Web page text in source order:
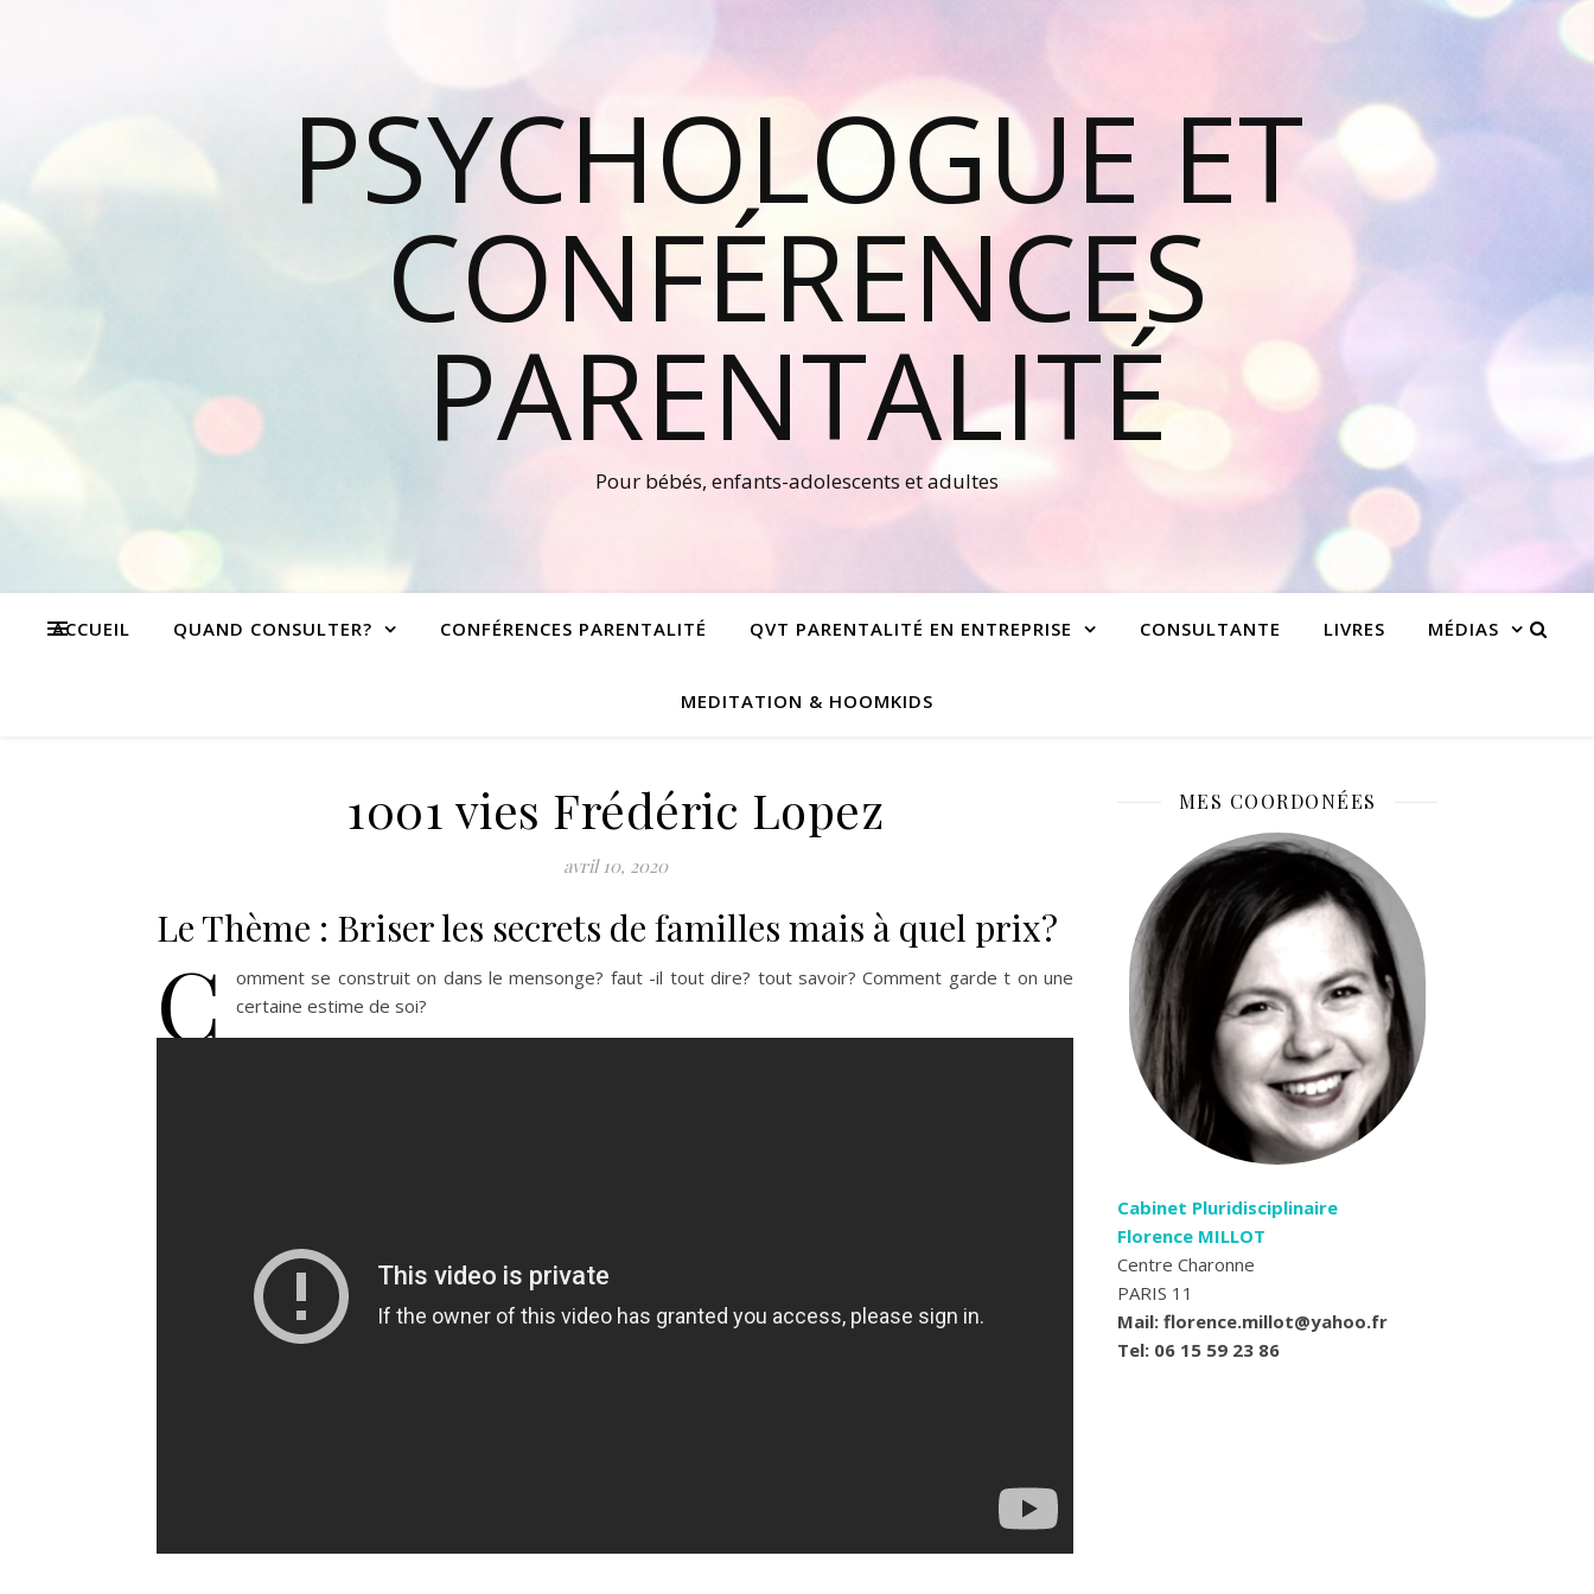
PSYCHOLOGUE ET
CONFÉRENCES
PARENTALITÉ
Pour bébés, enfants-adolescents et adultes
ACCUEIL QUAND CONSULTER? CONFÉRENCES PARENTALITÉ QVT PARENTALITÉ EN ENTREPRISE CONSULTANTE LIVRES MÉDIAS
MEDITATION & HOOMKIDS
1001 vies Frédéric Lopez
avril 10, 2020
Le Thème : Briser les secrets de familles mais à quel prix?
C omment se construit on dans le mensonge? faut -il tout dire? tout savoir? Comment garde t on une
certaine estime de soi?
MES COORDONÉES
Cabinet Pluridisciplinaire
Florence MILLOT
Centre Charonne
PARIS 11
Mail: florence.millot@yahoo.fr
Tel: 06 15 59 23 86